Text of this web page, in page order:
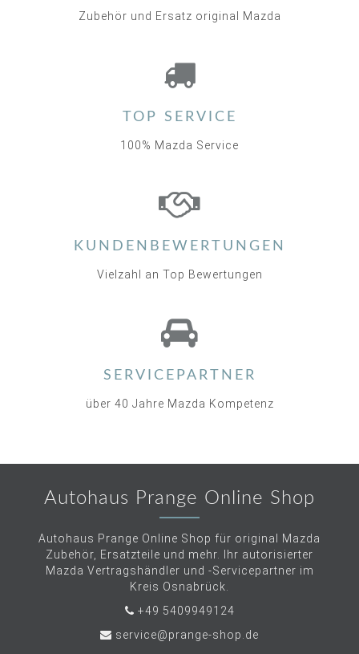
Zubehör und Ersatz original Mazda
TOP SERVICE
100% Mazda Service
KUNDENBEWERTUNGEN
Vielzahl an Top Bewertungen
SERVICEPARTNER
über 40 Jahre Mazda Kompetenz
Autohaus Prange Online Shop
Autohaus Prange Online Shop für original Mazda
Zubehör, Ersatzteile und mehr. Ihr autorisierter
Mazda Vertragshändler und -Servicepartner im
Kreis Osnabrück.
+49 5409949124
service@prange-shop.de